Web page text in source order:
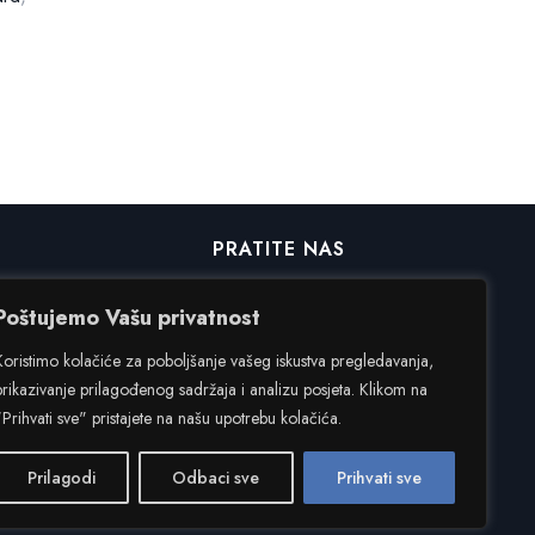
Vašu privatnost
kolačiće za poboljšanje vašeg iskustva pregledavanja,
prilagođenog sadržaja i analizu posjeta. Klikom na
sve" pristajete na našu upotrebu kolačića.
Prilagodi Odbaci sve Prihvati sve
PRATITE NAS
Facebook
Instagram